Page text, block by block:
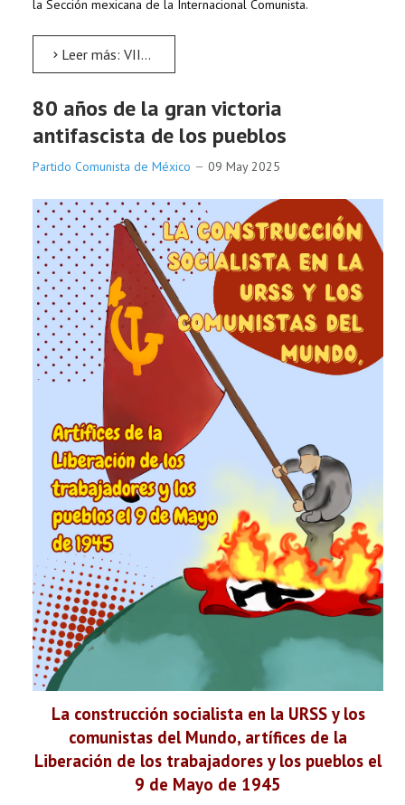
la Sección mexicana de la Internacional Comunista.
Leer más: VII Pleno del CC
80 años de la gran victoria
antifascista de los pueblos
Partido Comunista de México 09 May 2025
La construcción socialista en la URSS y los
comunistas del Mundo, artífices de la
Liberación de los trabajadores y los pueblos el
9 de Mayo de 1945